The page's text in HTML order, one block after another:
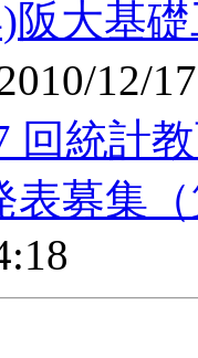
阪大基
12/
回統計
表募集